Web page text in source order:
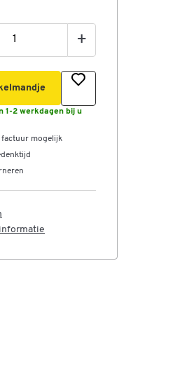
+
1-2 werkdagen bij u
mogelijk